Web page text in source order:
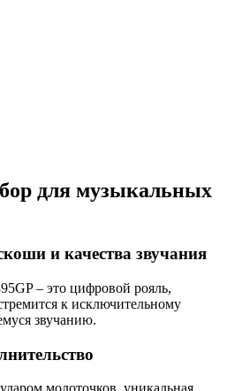
для музыкальных
и качества звучания
– это цифровой рояль,
к исключительному
звучанию.